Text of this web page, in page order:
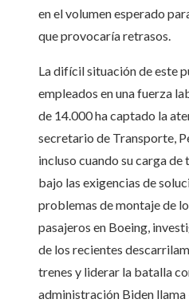
en el volumen esperado
que provocaría retrasos.
La difícil situación de este
empleados en una fuerza
de 14.000 ha captado la
secretario de Transporte,
incluso cuando su carga
bajo las exigencias de
problemas de montaje de
pasajeros en Boeing,
de los recientes
trenes y liderar la batalla
administración Biden llama